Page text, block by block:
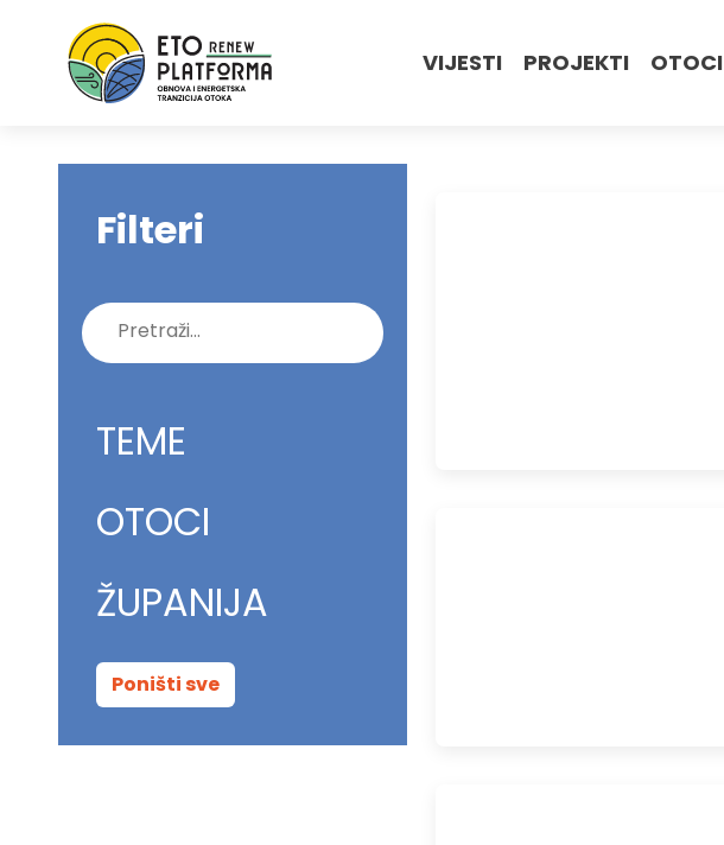
VIJESTI PROJEKTI OTOCI
Filteri
Pretraži:
TEME
OTOCI
ŽUPANIJA
Poništi sve